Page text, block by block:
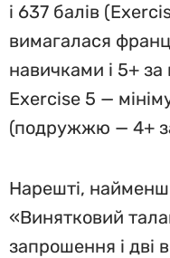
і 637 балів
вимагалася
навичками і 5+
Exercise 5 —
(подружжю — 4+
Нарешті,
«Винятковий
запрошення і дві